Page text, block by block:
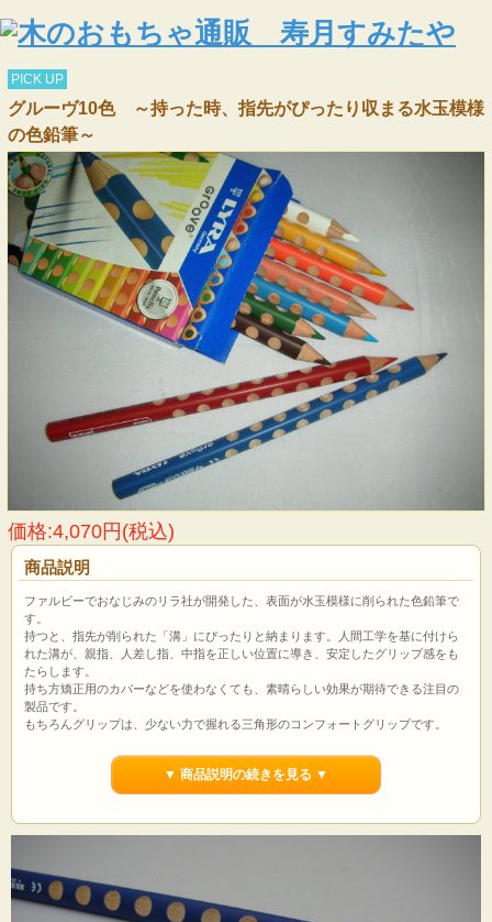
PICK UP
グルーヴ10色 ～持った時、指先がぴったり収まる水玉模様
の色鉛筆～
価格:4,070円(税込)
商品説明
ファルビーでおなじみのリラ社が開発した、表面が水玉模様に削られた色鉛筆で
す。
持つと、指先が削られた「溝」にぴったりと納まります。人間工学を基に付けら
れた溝が、親指、人差し指、中指を正しい位置に導き、安定したグリップ感をも
たらします。
持ち方矯正用のカバーなどを使わなくても、素晴らしい効果が期待できる注目の
製品です。
もちろんグリップは、少ない力で握れる三角形のコンフォートグリップです。
▼ 商品説明の続きを見る ▼